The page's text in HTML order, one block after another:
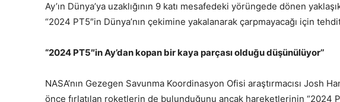
Ay’ın Dünya’ya uzaklığının 9 katı mesafedeki yörüngede dönen
“2024 PT5″in Dünya’nın çekimine yakalanarak çarpmayacağı için
“2024 PT5″in Ay’dan kopan bir kaya parçası olduğu düşünülüyor’’
NASA’nın Gezegen Savunma Koordinasyon Ofisi araştırmacısı Josh
önce fırlatılan roketlerin de bulunduğunu ancak hareketlerinin “2024